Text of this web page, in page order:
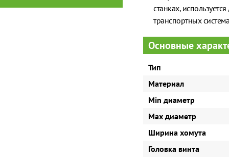
станках,
транспортных
Основные
Тип
Материал
Min диаметр
Max диаметр
Ширина хомута
Головка винта